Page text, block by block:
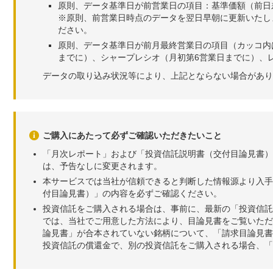
原則、データ基準日が前営業日の項目：基準価額（前
※原則、前営業日時点のデータを翌日早朝に更新いた
ださい。
原則、データ基準日が前月最終営業日の項目（カッコ
までに）、シャープレシオ（月初第6営業日までに）
データの取り込み状況等により、上記とならない場合があ
ご購入にあたって必ずご確認いただきたいこと
「月次レポート」および「投資信託説明書（交付目論見
は、予告なしに変更されます。
本サービスでは当社が信頼できると判断した情報源より入
付目論見書）」の内容を必ずご確認ください。
投資信託をご購入される場合は、事前に、最新の「投資信
では、当社でご用意した方法により、目論見書をご覧いた
論見書」が合本されていない銘柄について、「請求目論見
投資信託の償還金で、別の投資信託をご購入される場合、